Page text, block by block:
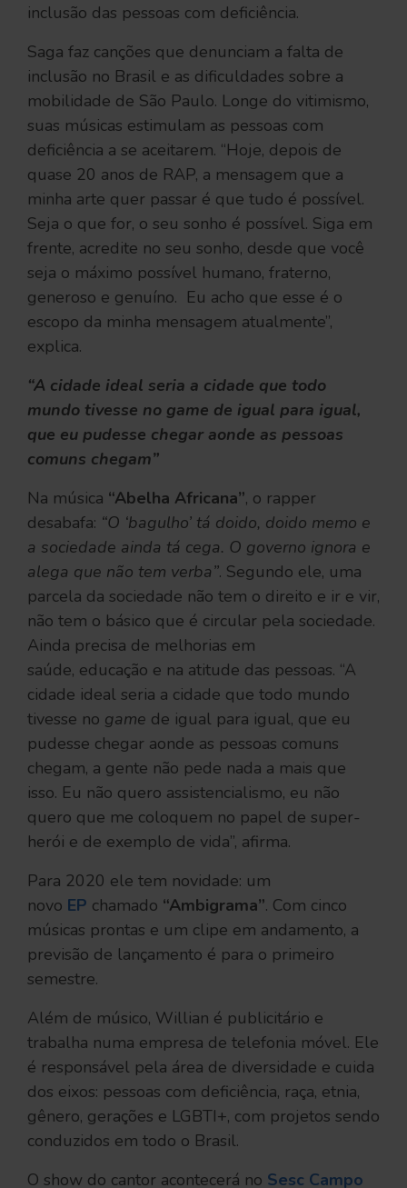
inclusão das pessoas com deficiência.
Saga faz canções que denunciam a falta de
inclusão no Brasil e as dificuldades sobre a
mobilidade de São Paulo. Longe do vitimismo,
suas músicas estimulam as pessoas com
deficiência a se aceitarem. “Hoje, depois de
quase 20 anos de RAP, a mensagem que a
minha arte quer passar é que tudo é possível.
Seja o que for, o seu sonho é possível. Siga em
frente, acredite no seu sonho, desde que você
seja o máximo possível humano, fraterno,
generoso e genuíno. Eu acho que esse é o
escopo da minha mensagem atualmente”,
explica.
“A cidade ideal seria a cidade que todo
mundo tivesse no game de igual para igual,
que eu pudesse chegar aonde as pessoas
comuns chegam”
Na música “Abelha Africana”, o rapper
desabafa: “O ‘bagulho’ tá doido, doido memo e
a sociedade ainda tá cega. O governo ignora e
alega que não tem verba”. Segundo ele, uma
parcela da sociedade não tem o direito e ir e vir,
não tem o básico que é circular pela sociedade.
Ainda precisa de melhorias em
saúde, educação e na atitude das pessoas. “A
cidade ideal seria a cidade que todo mundo
tivesse no game de igual para igual, que eu
pudesse chegar aonde as pessoas comuns
chegam, a gente não pede nada a mais que
isso. Eu não quero assistencialismo, eu não
quero que me coloquem no papel de super-
herói e de exemplo de vida”, afirma.
Para 2020 ele tem novidade: um
novo EP chamado “Ambigrama”. Com cinco
músicas prontas e um clipe em andamento, a
previsão de lançamento é para o primeiro
semestre.
Além de músico, Willian é publicitário e
trabalha numa empresa de telefonia móvel. Ele
é responsável pela área de diversidade e cuida
dos eixos: pessoas com deficiência, raça, etnia,
gênero, gerações e LGBTI+, com projetos sendo
conduzidos em todo o Brasil.
O show do cantor acontecerá no Sesc Campo